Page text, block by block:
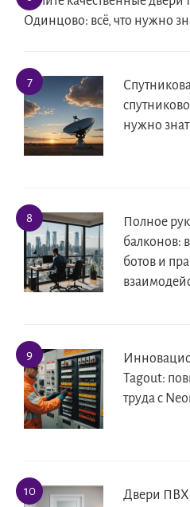
Одинцово: всё, что нужно
нужно
Полное
балконов:
ботов и
Tagout:
труда с
Двери ПВХ: